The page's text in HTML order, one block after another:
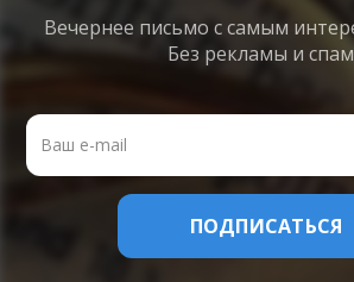
Вечернее письмо с самым
Без рекламы и